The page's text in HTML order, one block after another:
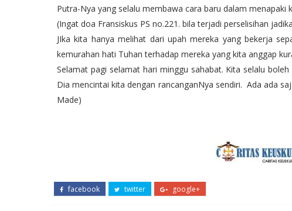
Putra-Nya yang selalu membawa cara baru dalam menapaki
(Ingat doa Fransiskus PS no.221. bila terjadi perselisihan
JIka kita hanya melihat dari upah mereka yang bekerja
kemurahan hati Tuhan terhadap mereka yang kita anggap
Selamat pagi selamat hari minggu sahabat. Kita selalu
Dia mencintai kita dengan rancanganNya sendiri. Ada ada
Made)
facebook twitter google+